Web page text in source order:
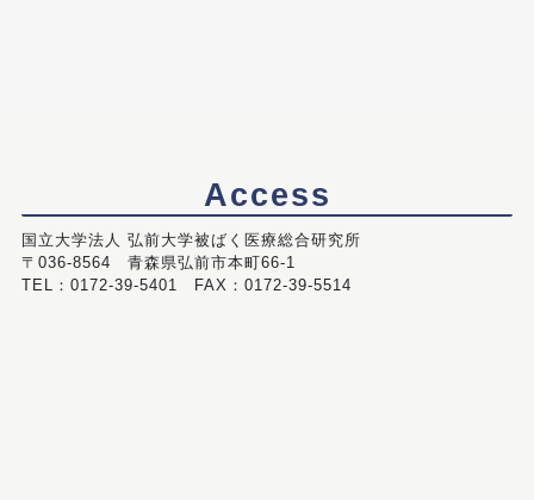
Access
国立大学法人 弘前大学被ばく医療総合研究所
〒036-8564 青森県弘前市本町66-1
TEL：0172-39-5401 FAX：0172-39-5514